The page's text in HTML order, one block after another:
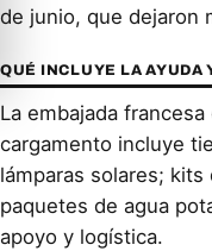
de junio, que dejaron
QUÉ INCLUYE LA AYUDA
La embajada
cargamento incluye
lámparas solares;
paquetes de agua
apoyo y logística.